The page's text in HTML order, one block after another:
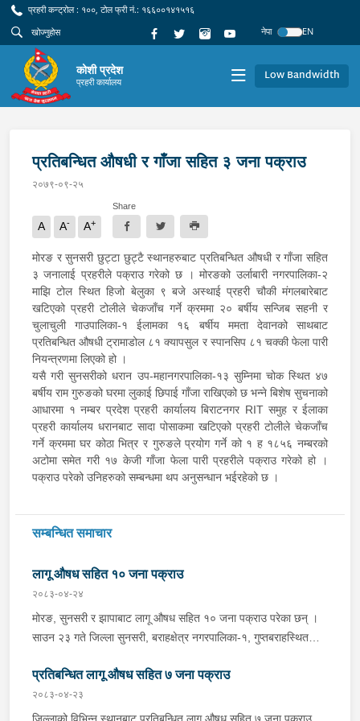
प्रहरी कन्ट्रोल : १००, टोल फ्री नं.: १६६००१४१५१६
नेपा
EN
कोशी प्रदेश
प्रहरी कार्यालय Low Bandwidth
प्रतिबन्धित औषधी र गाँजा सहित ३ जना पक्राउ
२०७९-०९-२५
A A- A+
Share
मोरङ र सुनसरी छुट्टा छुट्टै स्थानहरुबाट प्रतिबन्धित औषधी र गाँजा सहित
३ जनालाई प्रहरीले पक्राउ गरेको छ । मोरङको उर्लाबारी नगरपालिका-२
माझि टोल स्थित हिजो बेलुका ९ बजे अस्थाई प्रहरी चौकी मंगलबारेबाट
खटिएको प्रहरी टोलीले चेकजाँच गर्ने क्रममा २० बर्षीय सन्जिब सहनी र
चुलाचुली गाउपालिका-१ ईलामका १६ बर्षीय ममता देवानको साथबाट
प्रतिबन्धित औषधी ट्रामाडोल ८१ क्यापसुल र स्पानसिप ८१ चक्की फेला पारी
नियन्त्रणमा लिएको हो ।
यसै गरी सुनसरीको धरान उप-महानगरपालिका-१३ सुम्निमा चोक स्थित ४७
बर्षीय राम गुरुङको घरमा लुकाई छिपाई गाँजा राखिएको छ भन्ने बिशेष सुचनाको
आधारमा १ नम्बर प्रदेश प्रहरी कार्यालय बिराटनगर RIT समुह र ईलाका
प्रहरी कार्यालय धरानबाट सादा पोसाकमा खटिएको प्रहरी टोलीले चेकजाँच
गर्ने क्रममा घर कोठा भित्र र गुरुङले प्रयोग गर्ने को १ ह १८५६ नम्बरको
अटोमा समेत गरी १७ केजी गाँजा फेला पारी प्रहरीले पक्राउ गरेको हो ।
पक्राउ परेको उनिहरुको सम्बन्धमा थप अनुसन्धान भईरहेको छ ।
सम्बन्धित समाचार
लागू औषध सहित १० जना पक्राउ
२०८३-०४-२४
मोरङ, सुनसरी र झापाबाट लागू औषध सहित १० जना पक्राउ परेका छन् ।
साउन २३ गते जिल्ला सुनसरी, बराहक्षेत्र नगरपालिका-१, गुप्तबराहस्थित
चतरातर्फ आउँदै गरेको प्र.१-०२-००२ च ४८५१ नम्बरको कार र को ११ प
५६०१ नम्बरको मोटरसाइकललाई चेकजाँच गर्दा उक्त कारभित्र २२ वटा
प्लाष्टिकका पोकामा लुकाई राखेको ४१८ किलो गाँजा फेला पारी कार चालक
प्रतिबन्धित लागू औषध सहित ७ जना पक्राउ
२०८३-०४-२३
जिल्लाको विभिन्न स्थानबाट प्रतिबन्धित लागू औषध सहित ७ जना पक्राउ